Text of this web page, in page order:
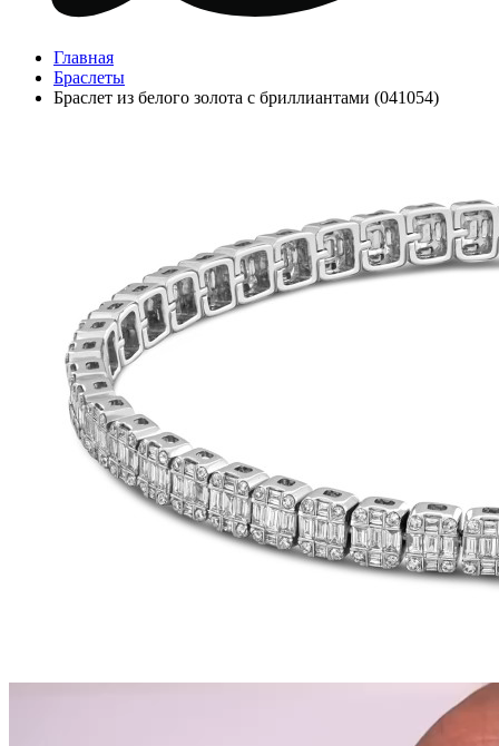
Главная
Браслеты
Браслет из белого золота с бриллиантами (041054)